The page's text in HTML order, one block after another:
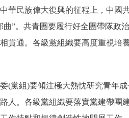
民族偉大復興的征程上，中國
”。共青團要履行好全團帶隊政
貫通。各級黨組織要高度重視
組)要傾注極大熱忱研究青年成
人。各級黨組織要落實黨建帶團